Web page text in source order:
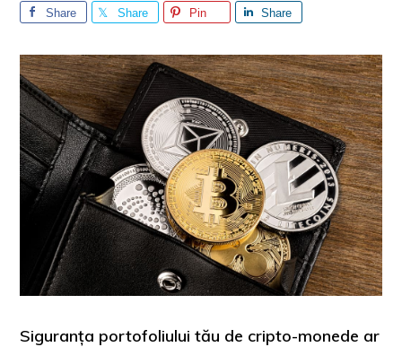
Share Share Pin Share
Siguranța portofoliului tău de cripto-monede ar